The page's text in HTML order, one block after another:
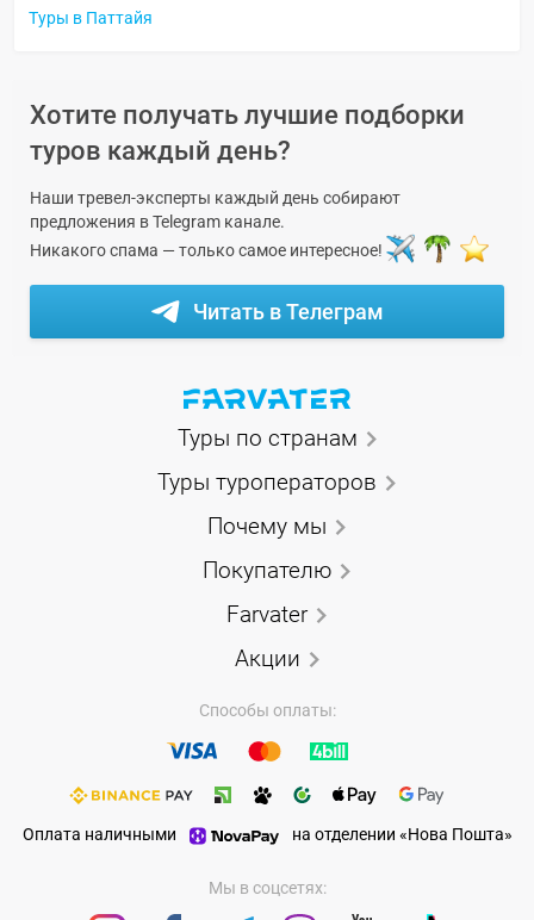
Туры в Паттайя
Хотите получать лучшие подборки
туров каждый день?
Наши тревел-эксперты каждый день собирают
предложения в Telegram канале.
Никакого спама — только самое интересное!
Читать в Телеграм
Туры по странам
Туры туроператоров
Почему мы
Покупателю
Farvater
Акции
Способы оплаты:
Оплата наличными на отделении «Нова Пошта»
Мы в соцсетях: